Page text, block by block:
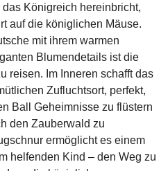
Königreich hereinbricht,
auf die königlichen Mäuse.
mit ihrem warmen
Blumendetails ist die
reisen. Im Inneren schafft das
Zufluchtsort, perfekt,
Ball Geheimnisse zu flüstern
den Zauberwald zu
ermöglicht es einem
helfenden Kind – den Weg zu